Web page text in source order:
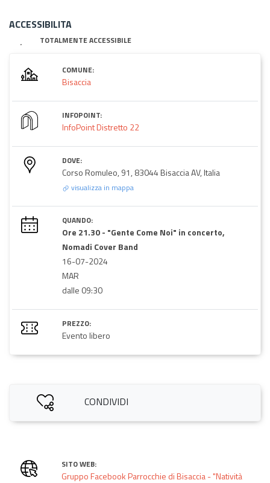
ACCESSIBILITA
TOTALMENTE ACCESSIBILE
COMUNE:
Bisaccia
INFOPOINT:
InfoPoint Distretto 22
DOVE:
Corso Romuleo, 91, 83044 Bisaccia AV, Italia
visualizza in mappa
QUANDO:
Ore 21.30 - "Gente Come Noi" in concerto,
Nomadi Cover Band
16-07-2024
MAR
dalle 09:30
PREZZO:
Evento libero
CONDIVIDI
SITO WEB:
Gruppo Facebook Parrocchie di Bisaccia - "Natività